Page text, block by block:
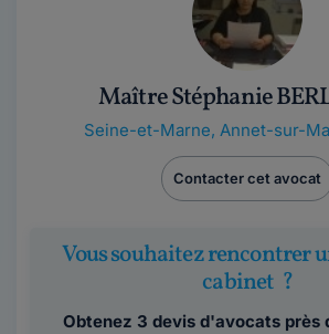
Maître Stéphanie
Seine-et-Marne, Annet-sur-
Contacter cet avocat
Vous souhaitez rencontrer
cabinet ?
Obtenez 3 devis d'avocats près